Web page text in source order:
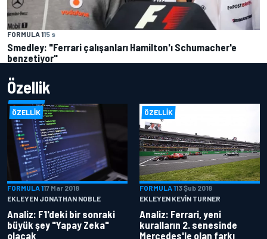
FORMULA 115 s
Smedley: "Ferrari çalışanları Hamilton'ı Schumacher'e
benzetiyor"
Özellik
ÖZELLIK
FORMULA 117 Mar 2018
EKLEYEN JONATHAN NOBLE
Analiz: F1'deki bir sonraki
büyük şey "Yapay Zeka"
olacak
ÖZELLIK
FORMULA 113 Şub 2018
EKLEYEN KEVIN TURNER
Analiz: Ferrari, yeni
kuralların 2. senesinde
Mercedes'le olan farkı